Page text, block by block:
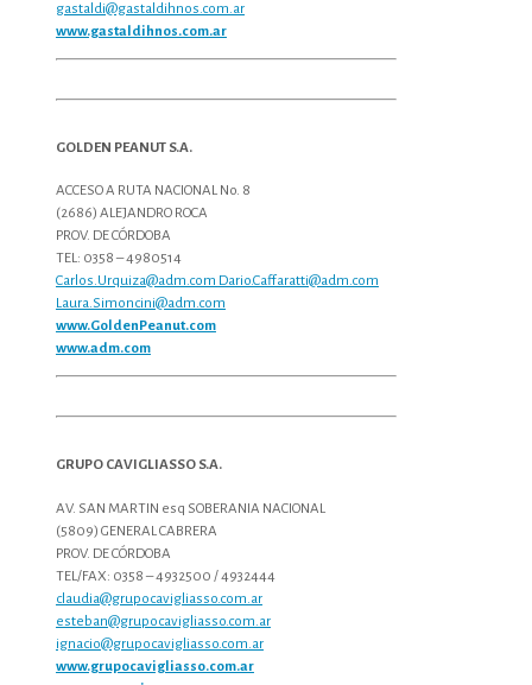
gastaldi@gastaldihnos.com.ar
www.gastaldihnos.com.ar
GOLDEN PEANUT S.A.
ACCESO A RUTA NACIONAL No. 8
(2686) ALEJANDRO ROCA
PROV. DE CÓRDOBA
TEL: 0358 – 4980514
Carlos.Urquiza@adm.com Dario.Caffaratti@adm.com
Laura.Simoncini@adm.com
www.GoldenPeanut.com
www.adm.com
GRUPO CAVIGLIASSO S.A.
AV. SAN MARTIN esq SOBERANIA NACIONAL
(5809) GENERAL CABRERA
PROV. DE CÓRDOBA
TEL/FAX: 0358 – 4932500 / 4932444
claudia@grupocavigliasso.com.ar
esteban@grupocavigliasso.com.ar
ignacio@grupocavigliasso.com.ar
www.grupocavigliasso.com.ar